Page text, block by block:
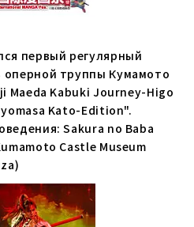
первый регулярный
оперной труппы Кумамото
Maeda Kabuki Journey-Higo
Kato-Edition".
Sakura no Baba
Castle Museum